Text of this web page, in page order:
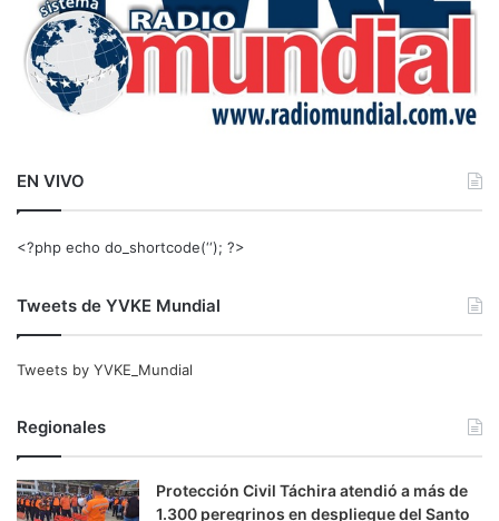
EN VIVO
<?php echo do_shortcode(‘‘); ?>
Tweets de YVKE Mundial
Tweets by YVKE_Mundial
Regionales
Protección Civil Táchira atendió a más de
1.300 peregrinos en despliegue del Santo